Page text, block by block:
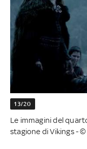
13/20
Le immagini del
stagione di Vikings -